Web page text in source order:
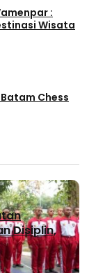
:
Wisata
Chess
Disiplin,